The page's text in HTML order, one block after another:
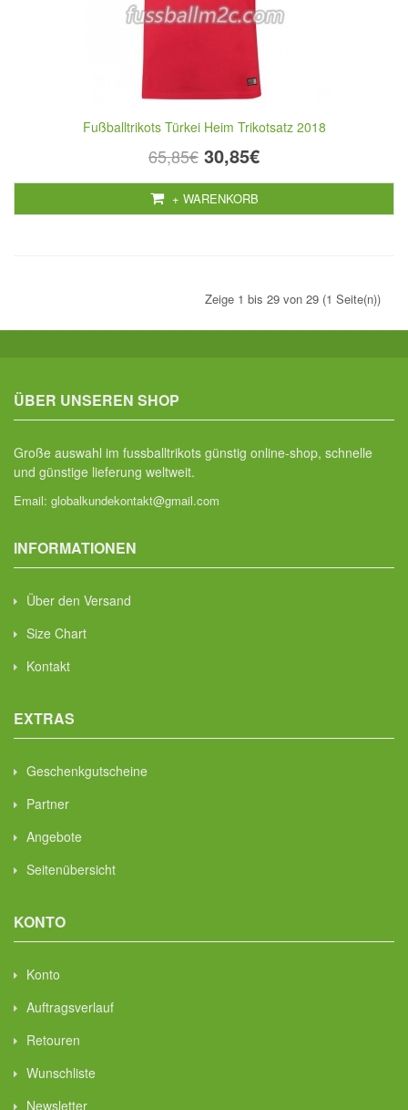
Fußballtrikots Türkei Heim Trikotsatz 2018
65,85€ 30,85€
+ WARENKORB
Zeige 1 bis 29 von 29 (1 Seite(n))
ÜBER UNSEREN SHOP
Große auswahl im fussballtrikots günstig online-shop, schnelle
und günstige lieferung weltweit.
Email: globalkundekontakt@gmail.com
INFORMATIONEN
Über den Versand
Size Chart
Kontakt
EXTRAS
Geschenkgutscheine
Partner
Angebote
Seitenübersicht
KONTO
Konto
Auftragsverlauf
Retouren
Wunschliste
Newsletter